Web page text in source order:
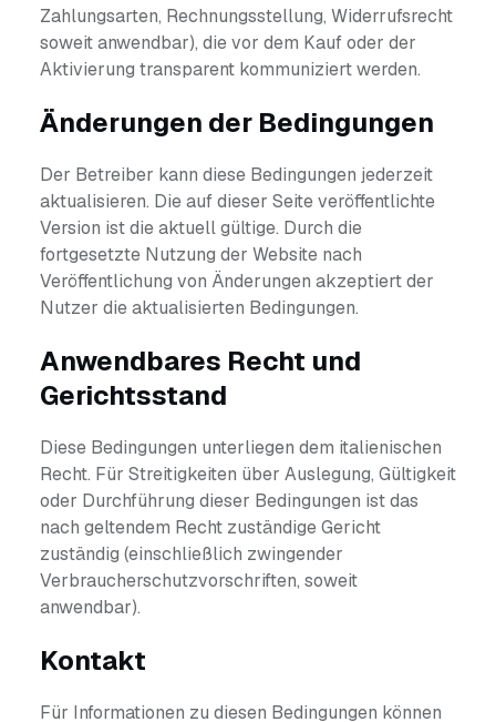
Zahlungsarten, Rechnungsstellung, Widerrufsrecht
soweit anwendbar), die vor dem Kauf oder der
Aktivierung transparent kommuniziert werden.
Änderungen der Bedingungen
Der Betreiber kann diese Bedingungen jederzeit
aktualisieren. Die auf dieser Seite veröffentlichte
Version ist die aktuell gültige. Durch die
fortgesetzte Nutzung der Website nach
Veröffentlichung von Änderungen akzeptiert der
Nutzer die aktualisierten Bedingungen.
Anwendbares Recht und
Gerichtsstand
Diese Bedingungen unterliegen dem italienischen
Recht. Für Streitigkeiten über Auslegung, Gültigkeit
oder Durchführung dieser Bedingungen ist das
nach geltendem Recht zuständige Gericht
zuständig (einschließlich zwingender
Verbraucherschutzvorschriften, soweit
anwendbar).
Kontakt
Für Informationen zu diesen Bedingungen können